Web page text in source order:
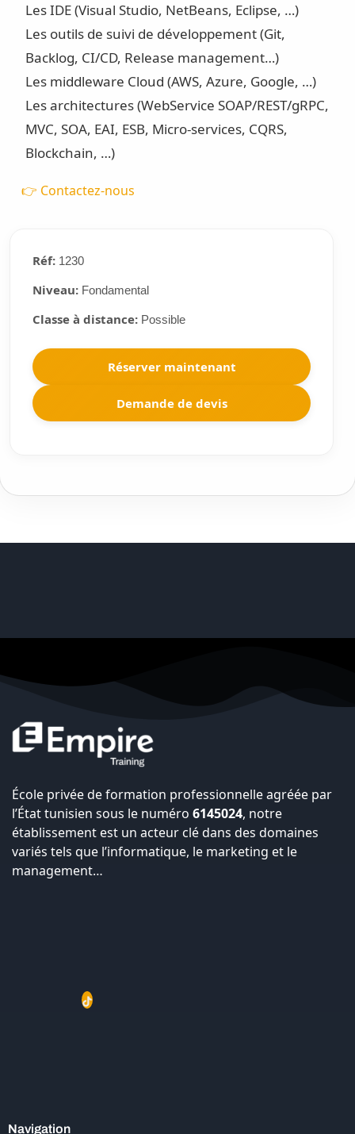
Les IDE (Visual Studio, NetBeans, Eclipse, …)
Les outils de suivi de développement (Git,
Backlog, CI/CD, Release management…)
Les middleware Cloud (AWS, Azure, Google, …)
Les architectures (WebService SOAP/REST/gRPC,
MVC, SOA, EAI, ESB, Micro-services, CQRS,
Blockchain, …)
👉 Contactez-nous
Réf:1230
Niveau:Fondamental
Classe à distance:Possible
Réserver maintenant
Demande de devis
École privée de formation professionnelle agréée par
l’État tunisien sous le numéro 6145024, notre
établissement est un acteur clé dans des domaines
variés tels que l’informatique, le marketing et le
management…
Navigation